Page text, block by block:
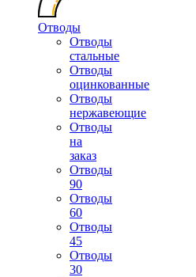
Отводы
Отводы
стальные
Отводы
оцинкованные
Отводы
нержавеющие
Отводы
на
заказ
Отводы
90
Отводы
60
Отводы
45
Отводы
30